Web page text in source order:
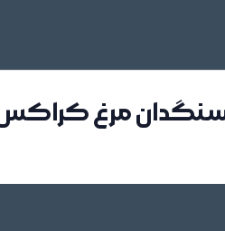
سنگدان مرغ